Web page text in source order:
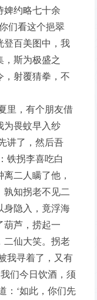
婢约略七十余
们看这个挹翠
登百美图中，我
，斯为极盛之
，射覆猜拳，不
里，有个朋友借
为畏蚊早入纱
讲了，然后吾
铁拐李喜吃白
二人瞒了他，
孰知拐老不见二
身隐入，竟浮海
葫芦，捞起一
二仙大笑。拐老
我寻着了，又有
们今日饮酒，须
：‘如此，你们先